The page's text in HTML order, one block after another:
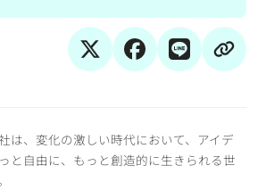
は、変化の激しい時代において、アイデ
と自由に、もっと創造的に生きられる世